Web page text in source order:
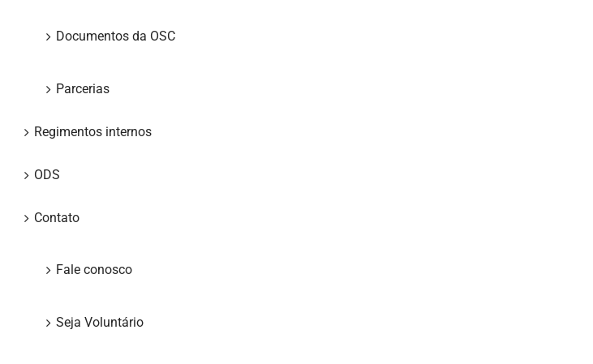
Documentos da OSC
Parcerias
Regimentos internos
ODS
Contato
Fale conosco
Seja Voluntário